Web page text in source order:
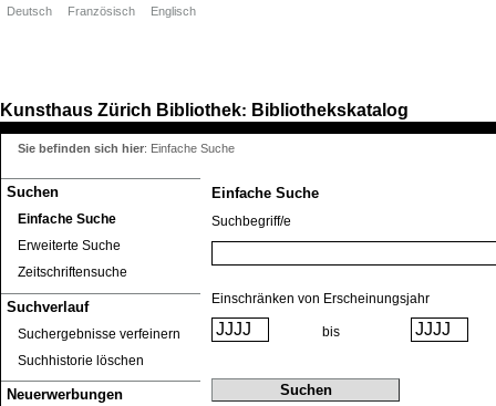
Kunsthaus Zürich Bibliothek: Bibliothekskatalog
Suchen
Einfache Suche
Erweiterte Suche
Zeitschriftensuche
Suchverlauf
Suchergebnisse verfeinern
Suchhistorie löschen
Neuerwerbungen
Deutsch Französisch Englisch
Sie befinden sich hier: Einfache Suche
Einfache Suche
Suchbegriff/e
Einschränken von Erscheinungsjahr
bis